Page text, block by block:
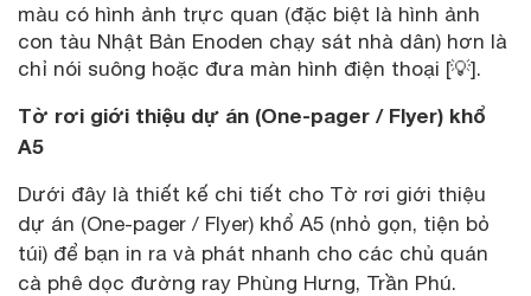
màu có hình ảnh trực quan (đặc biệt là hình ảnh
con tàu Nhật Bản Enoden chạy sát nhà dân) hơn là
chỉ nói suông hoặc đưa màn hình điện thoại [💡].
Tờ rơi giới thiệu dự án (One-pager / Flyer) khổ
A5
Dưới đây là thiết kế chi tiết cho Tờ rơi giới thiệu
dự án (One-pager / Flyer) khổ A5 (nhỏ gọn, tiện bỏ
túi) để bạn in ra và phát nhanh cho các chủ quán
cà phê dọc đường ray Phùng Hưng, Trần Phú.